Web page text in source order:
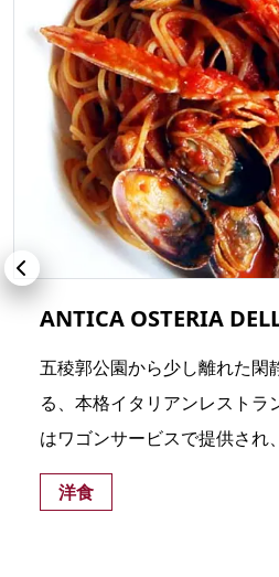
ANTICA OSTERIA
五稜郭公園から少し離れた閑
る、本格イタリアンレストラ
はワゴンサービスで提供され
洋食